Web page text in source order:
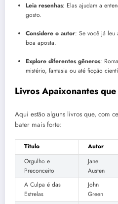
Leia resenhas: Elas ajudam a
gosto.
Considere o autor: Se você já leu
boa aposta.
Explore diferentes gêneros:
mistério, fantasia ou até ficção
Livros Apaixonantes
Aqui estão alguns livros que, com
bater mais forte:
Título Autor
Orgulho e
Preconceito
Jane
Austen
A Culpa é das
Estrelas
John
Green